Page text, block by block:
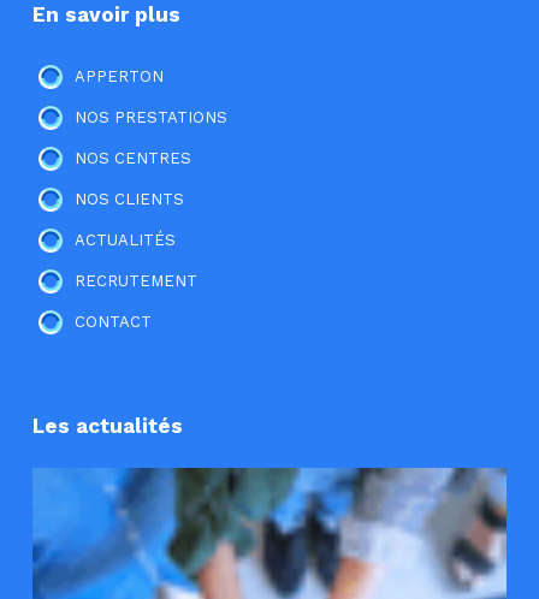
En savoir plus
APPERTON
NOS PRESTATIONS
NOS CENTRES
NOS CLIENTS
ACTUALITÉS
RECRUTEMENT
CONTACT
Les actualités